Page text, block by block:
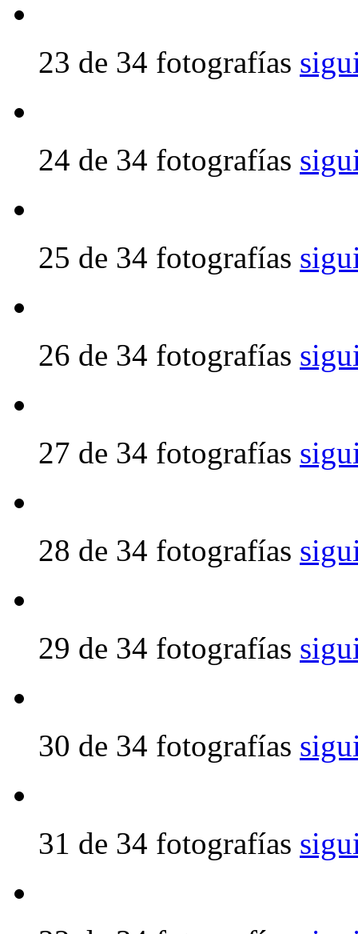
23 de 34 fotografías
24 de 34 fotografías
25 de 34 fotografías
26 de 34 fotografías
27 de 34 fotografías
28 de 34 fotografías
29 de 34 fotografías
30 de 34 fotografías
31 de 34 fotografías